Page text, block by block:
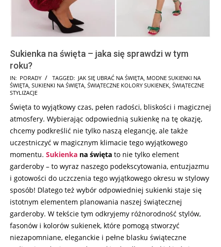
Sukienka na święta – jaka się sprawdzi w tym
roku?
2024-
11-
IN: PORADY TAGGED: JAK SIĘ UBRAĆ NA ŚWIĘTA MODNE SUKIENKI NA
ŚWIĘTA SUKIENKI NA ŚWIĘTA ŚWIĄTECZNE KOLORY SUKIENEK ŚWIĄTECZNE
STYLIZACJE
Święta to wyjątkowy czas, pełen radości, bliskości i magicznej
atmosfery. Wybierając odpowiednią sukienkę na tę okazję,
chcemy podkreślić nie tylko naszą elegancję, ale także
uczestniczyć w magicznym klimacie tego wyjątkowego
momentu. Sukienka na święta to nie tylko element
garderoby – to wyraz naszego podekscytowania, entuzjazmu
i gotowości do uczczenia tego wyjątkowego okresu w stylowy
sposób! Dlatego też wybór odpowiedniej sukienki staje się
istotnym elementem planowania naszej świątecznej
garderoby. W tekście tym odkryjemy różnorodność stylów,
fasonów i kolorów sukienek, które pomogą stworzyć
niezapomniane, eleganckie i pełne blasku świąteczne